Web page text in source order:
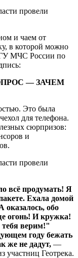
и чаем от
в которой можно
ГУ МЧС России по
— ЗАЧЕМ
Это была
для телефона.
сюрпризов:
и
всё продумать! Я
Ехала домой
обо
огонь! И кружка!
верим!"
году бежать
же не дадут, —
участниц Геотрека.